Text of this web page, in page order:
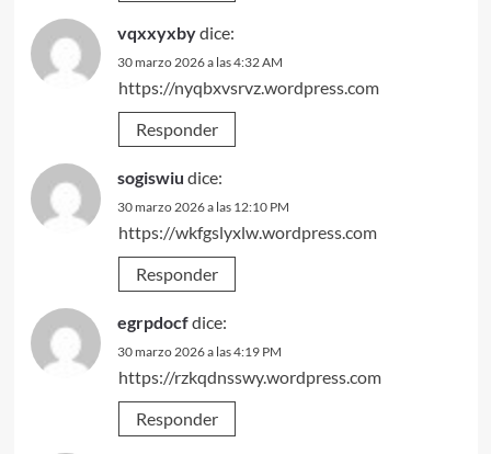
vqxxyxbydice:
30 marzo 2026 a las 4:32 AM
https://nyqbxvsrvz.wordpress.com
Responder
sogiswiu dice:
30 marzo 2026 a las 12:10 PM
https://wkfgslyxlw.wordpress.com
Responder
egrpdocfdice:
30 marzo 2026 a las 4:19 PM
https://rzkqdnsswy.wordpress.com
Responder